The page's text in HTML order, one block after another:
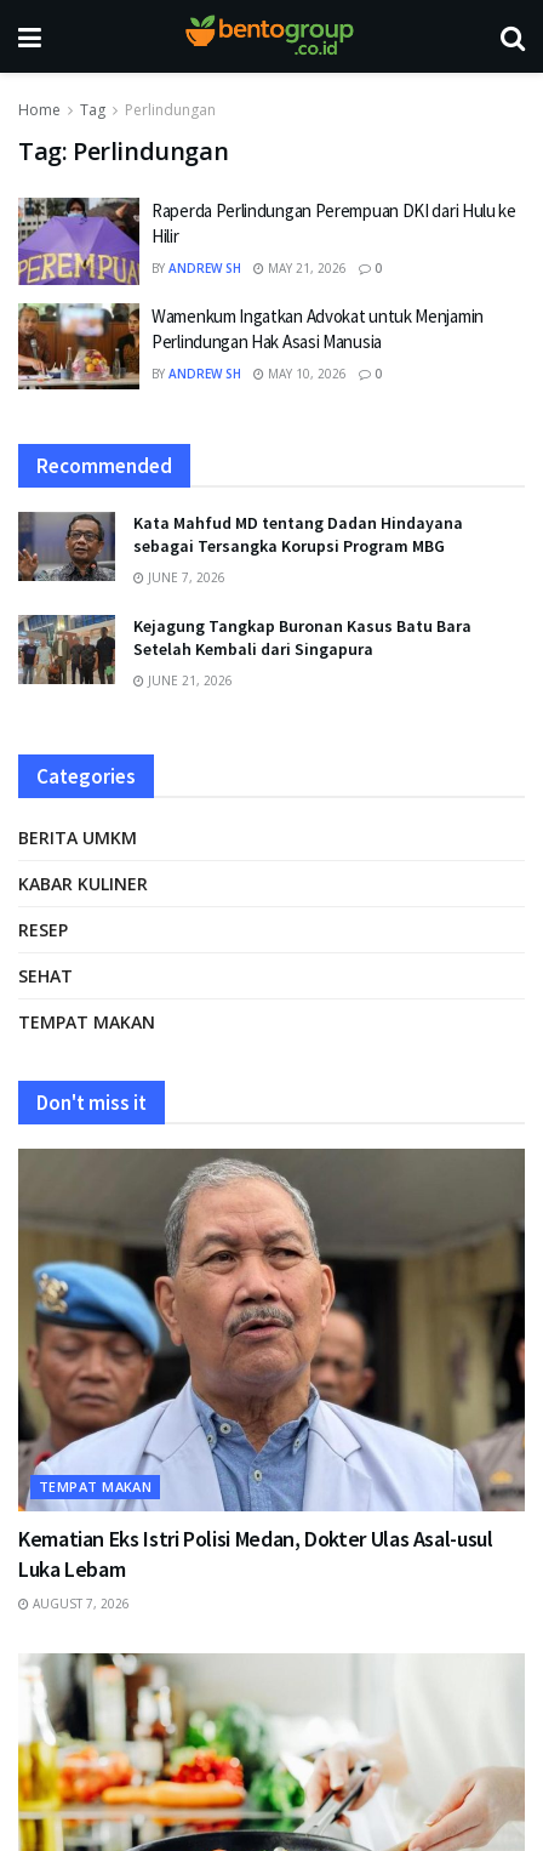
Home Tag Perlindungan
Tag: Perlindungan
Raperda Perlindungan Perempuan DKI dari Hulu ke
Hilir
BY ANDREW SH MAY 21, 2026 0
Wamenkum Ingatkan Advokat untuk Menjamin
Perlindungan Hak Asasi Manusia
BY ANDREW SH MAY 10, 2026 0
Recommended
Kata Mahfud MD tentang Dadan Hindayana
sebagai Tersangka Korupsi Program MBG
JUNE 7, 2026
Kejagung Tangkap Buronan Kasus Batu Bara
Setelah Kembali dari Singapura
JUNE 21, 2026
Categories
BERITA UMKM
KABAR KULINER
RESEP
SEHAT
TEMPAT MAKAN
Don't miss it
TEMPAT MAKAN
Kematian Eks Istri Polisi Medan, Dokter Ulas Asal-usul
Luka Lebam
AUGUST 7, 2026